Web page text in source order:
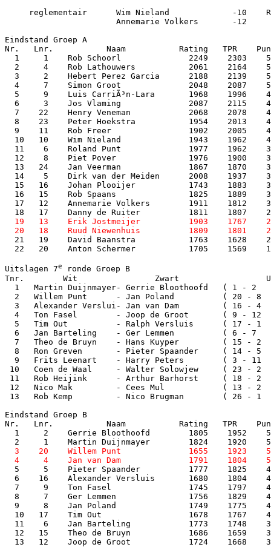
reglementair      Wim Nieland             -10
Annemarie Volkers       -12
Eindstand Groep A
Nr.   Lnr.           Naam           Rating   TPR
1     1    Rob Schoorl              2249    2303
2     4    Rob Lathouwers           2061    2164
3     2    Hebert Perez Garcia      2188    2139
4     7    Simon Groot              2048    2087
5     9    Luis CarriÃ³n-Lara       1968    1996
6     3    Jos Vlaming              2087    2115
7    22    Henry Veneman            2068    2078
8    23    Peter Hoekstra           1954    2013
9    11    Rob Freer                1902    2005
10   10    Wim Nieland              1943    1962
11    6    Roland Punt              1977    1962
12    8    Piet Pover               1976    1900
13   24    Jan Veerman              1867    1870
14    5    Dirk van der Meiden      2008    1937
15   16    Johan Plooijer           1743    1883
16   15    Rob Spaans               1825    1889
17   12    Annemarie Volkers        1911    1812
19   13    Erik Jostmeijer          1903    1767
21   19    David Baanstra           1763    1628
22   20    Anton Schermer           1705    1569
Uitslagen 7e
ronde Groep B
Tnr.        Wit                Zwart
1   Martin Duijnmayer- Gerrie Bloothoofd   ( 1 - 2
2   Willem Punt      - Jan Poland          ( 20 - 8
3   Alexander Verslui- Jan van Dam         ( 16 - 4
4   Ton Fasel        - Joop de Groot       ( 9 - 12
5   Tim Out          - Ralph Versluis      ( 17 - 1
6   Jan Barteling    - Ger Lemmen          ( 6 - 7
7   Theo de Bruyn    - Hans Kuyper         ( 15 - 2
8   Ron Greven       - Pieter Spaander     ( 14 - 5
9   Frits Leenart    - Harry Peters        ( 3 - 11
10   Coen de Waal     - Walter Solowjew     ( 23 -
11   Rob Heijink      - Arthur Barhorst     ( 18 - 2
12   Nico Mak         - Cees Mul            ( 13 - 2
13   Rob Kemp         - Nico Brugman        ( 26 -
Eindstand Groep B
Nr.   Lnr.           Naam           Rating   TPR
1     2    Gerrie Bloothoofd        1805    1952
3    20    Willem Punt              1655    1923
5     5    Pieter Spaander          1777    1825
6    16    Alexander Versluis       1680    1804
7     9    Ton Fasel                1745    1797
8     7    Ger Lemmen               1756    1829
9     8    Jan Poland               1749    1775
10   17    Tim Out                  1678    1767
11    6    Jan Barteling            1773    1748
12   15    Theo de Bruyn            1686    1659
13   12    Joop de Groot            1724    1668